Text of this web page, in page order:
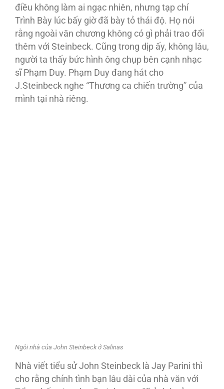
điều không làm ai ngạc nhiên, nhưng tạp chí
Trình Bày lúc bấy giờ đã bày tỏ thái độ. Họ nói
rằng ngoài văn chương không có gì phải trao đổi
thêm với Steinbeck. Cũng trong dịp ấy, không lâu,
người ta thấy bức hình ông chụp bên cạnh nhạc
sĩ Phạm Duy. Phạm Duy đang hát cho
J.Steinbeck nghe “Thương ca chiến trường” của
mình tại nhà riêng.
Ngôi nhà của John Steinbeck ở Salinas
Nhà viết tiểu sử John Steinbeck là Jay Parini thì
cho rằng chính tình bạn lâu dài của nhà văn với